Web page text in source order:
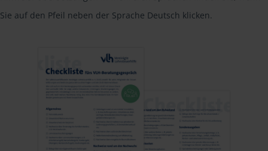
Sie auf den Pfeil neben der Sprache Deutsch klicken.